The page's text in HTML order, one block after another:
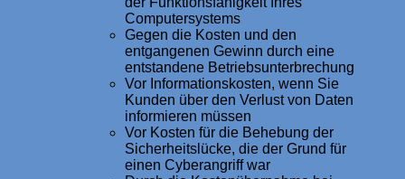
Computersystems
Gegen die Kosten und den
entgangenen Gewinn durch eine
entstandene Betriebsunterbrechung
Vor Informationskosten, wenn Sie
Kunden über den Verlust von Daten
informieren müssen
Vor Kosten für die Behebung der
Sicherheitslücke, die der Grund für
einen Cyberangriff war